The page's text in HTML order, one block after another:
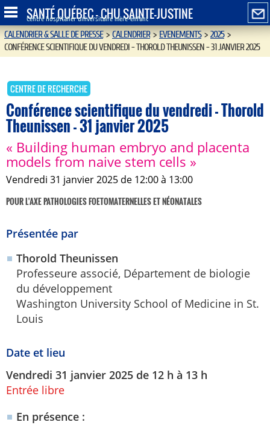
SANTÉ QUÉBEC - CHU SAINTE-JUSTINE
Centre hospitalier universitaire mère-enfant
CALENDRIER & SALLE DE PRESSE>CALENDRIER>EVENEMENTS>2025>
CONFÉRENCE SCIENTIFIQUE DU VENDREDI - THOROLD THEUNISSEN - 31 JANVIER 2025
CENTRE DE RECHERCHE
Conférence scientifique du vendredi - Thorold
Theunissen - 31 janvier 2025
« Building human embryo and placenta
models from naive stem cells »
vendredi 31 janvier 2025 de 12:00 à 13:00
POUR L'AXE PATHOLOGIES FOETOMATERNELLES ET NÉONATALES
Présentée par
Thorold Theunissen
Professeure associé, Département de biologie
du développement
Washington University School of Medicine in St.
Louis
Date et lieu
Vendredi 31 janvier 2025 de 12 h à 13 h
Entrée libre
En présence :